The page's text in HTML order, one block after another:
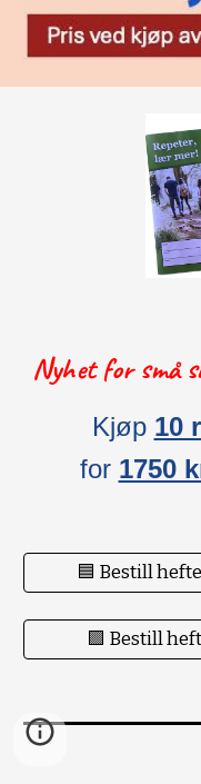
Nyhet for små
Kjøp 10
for 1750
🟦 Bestill
🟪 Bestill